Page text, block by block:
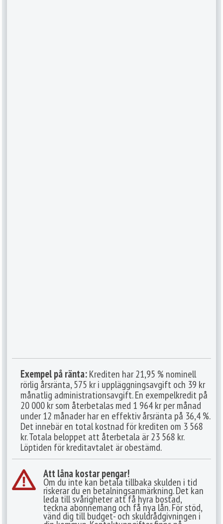
Exempel på ränta:Krediten har 21,95 % nominell
rörlig årsränta, 575 kr i uppläggningsavgift och 39 kr
månatlig administrationsavgift. En exempelkredit på
20 000 kr som återbetalas med 1 964 kr per månad
under 12 månader har en effektiv årsränta på 36,4 %.
Det innebär en total kostnad för krediten om 3 568
kr. Totala beloppet att återbetala är 23 568 kr.
Löptiden för kreditavtalet är obestämd.
Att låna kostar pengar!
Om du inte kan betala tillbaka skulden i tid
riskerar du en betalningsanmärkning. Det kan
leda till svårigheter att få hyra bostad,
teckna abonnemang och få nya lån. För stöd,
vänd dig till budget- och skuldrådgivningen i